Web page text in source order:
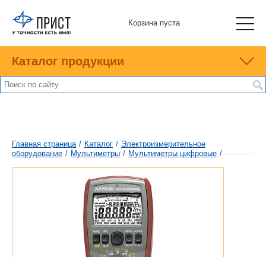
Корзина пуста
Каталог продукции
Главная страница / Каталог / Электроизмерительное
оборудование / Мультиметры / Мультиметры цифровые /